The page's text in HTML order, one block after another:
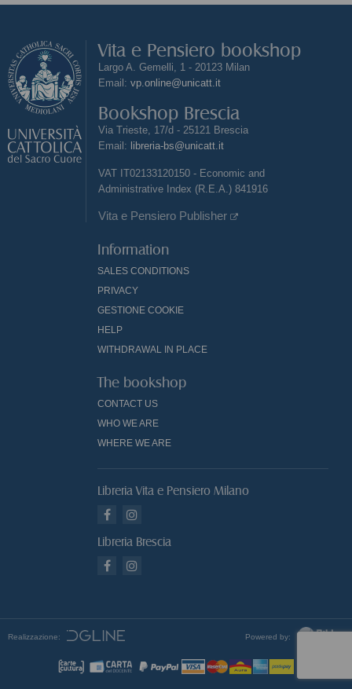
Vita e Pensiero bookshop
Largo A. Gemelli, 1 - 20123 Milan
Email: vp.online@unicatt.it
Bookshop Brescia
Via Trieste, 17/d - 25121 Brescia
Email: libreria-bs@unicatt.it
VAT IT02133120150 - Economic and
Administrative Index (R.E.A.) 841916
Vita e Pensiero Publisher
Information
SALES CONDITIONS
PRIVACY
GESTIONE COOKIE
HELP
WITHDRAWAL IN PLACE
The bookshop
CONTACT US
WHO WE ARE
WHERE WE ARE
Libreria Vita e Pensiero Milano
Libreria Brescia
Realizzazione: Powered by: